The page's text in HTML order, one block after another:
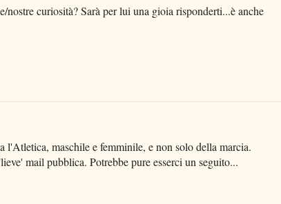
curiosità? Sarà per lui una gioia risponderti...è anche
maschile e femminile, e non solo della marcia.
mail pubblica. Potrebbe pure esserci un seguito...